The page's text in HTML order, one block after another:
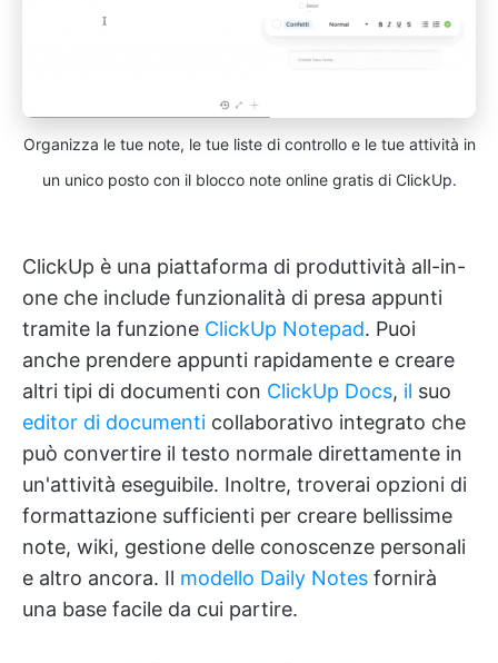
Organizza le tue note, le tue liste di controllo e le tue attività in
un unico posto con il blocco note online gratis di ClickUp.
ClickUp è una piattaforma di produttività all-in-
one che include funzionalità di presa appunti
tramite la funzione ClickUp Notepad. Puoi
anche prendere appunti rapidamente e creare
altri tipi di documenti con ClickUp Docs, il suo
editor di documenti collaborativo integrato che
può convertire il testo normale direttamente in
un'attività eseguibile. Inoltre, troverai opzioni di
formattazione sufficienti per creare bellissime
note, wiki, gestione delle conoscenze personali
e altro ancora. Il modello Daily Notes fornirà
una base facile da cui partire.